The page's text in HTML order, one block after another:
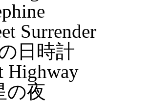
Surrender
日時計
Highway
の夜